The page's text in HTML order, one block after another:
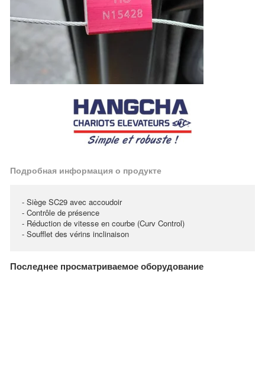
Подробная информация о продукте
- Siège SC29 avec accoudoir
- Contrôle de présence
- Réduction de vitesse en courbe (Curv Control)
- Soufflet des vérins inclinaison
Последнее просматриваемое оборудование